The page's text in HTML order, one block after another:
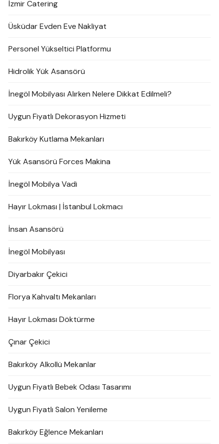
İzmir Catering
Üsküdar Evden Eve Nakliyat
Personel Yükseltici Platformu
Hidrolik Yük Asansörü
İnegöl Mobilyası Alırken Nelere Dikkat Edilmeli?
Uygun Fiyatlı Dekorasyon Hizmeti
Bakırköy Kutlama Mekanları
Yük Asansörü Forces Makina
İnegöl Mobilya Vadi
Hayır Lokması | İstanbul Lokmacı
İnsan Asansörü
İnegöl Mobilyası
Diyarbakır Çekici
Florya Kahvaltı Mekanları
Hayır Lokması Döktürme
Çınar Çekici
Bakırköy Alkollü Mekanlar
Uygun Fiyatlı Bebek Odası Tasarımı
Uygun Fiyatlı Salon Yenileme
Bakırköy Eğlence Mekanları